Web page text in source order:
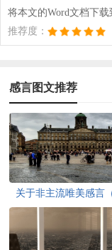
将本文的Word文档下
推荐度：
感言图文推荐
关于非主流唯美感言
句）